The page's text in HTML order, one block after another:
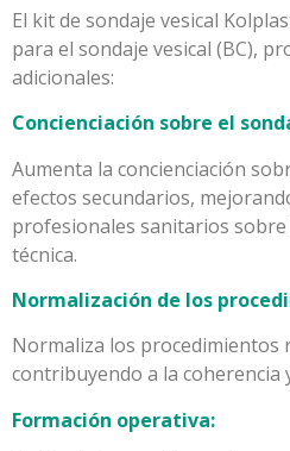
El kit de sondaje vesical
para el sondaje vesical (BC),
adicionales:
Concienciación sobre el
Aumenta la concienciación
efectos secundarios,
profesionales sanitarios
técnica.
Normalización de los
Normaliza los procedimientos
contribuyendo a la coherencia
Formación operativa: